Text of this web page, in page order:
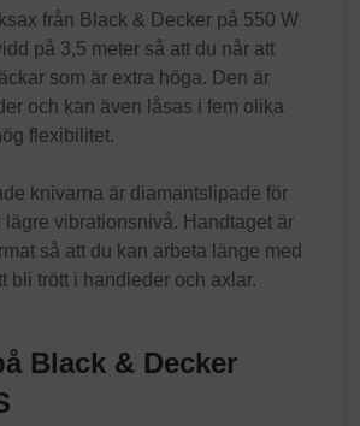
från Black & Decker på 550 W
på 3,5 meter så att du når att
som är extra höga. Den är
och kan även låsas i fem olika
flexibilitet.
knivarna är diamantslipade för
lägre vibrationsnivå. Handtaget är
så att du kan arbeta länge med
bli trött i handleder och axlar.
Black & Decker